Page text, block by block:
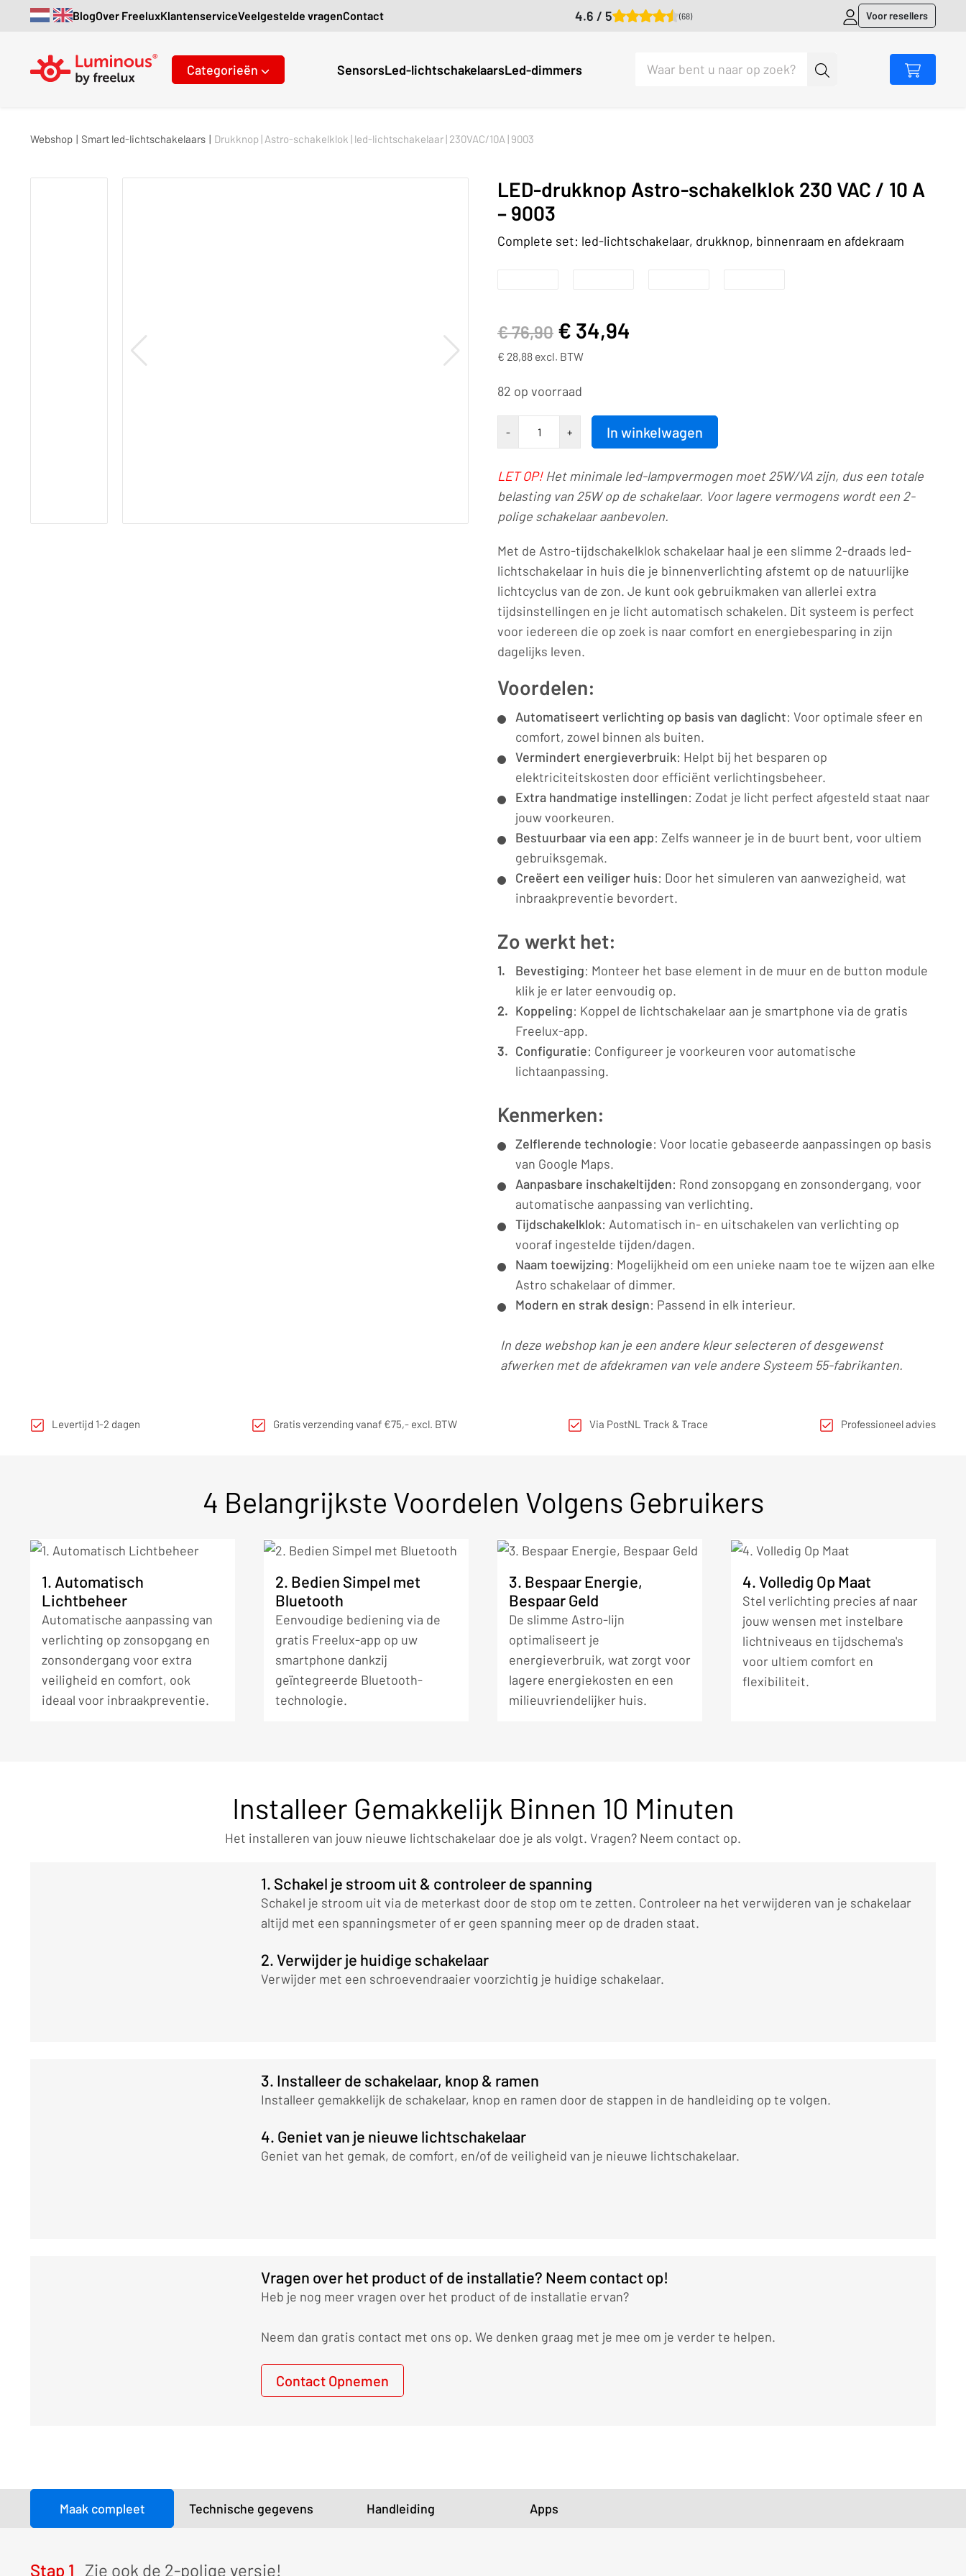
4.6 / 5 (68)
BlogOver FreeluxKlantenserviceVeelgestelde vragenContact Voor resellers
Categorieën SensorsLed-lichtschakelaarsLed-dimmers
Webshop | Smart led-lichtschakelaars | Drukknop | Astro-schakelklok | led-lichtschakelaar | 230VAC/10A | 9003
LED-drukknop Astro-schakelklok 230 VAC / 10 A
– 9003
Complete set: led-lichtschakelaar, drukknop, binnenraam en afdekraam
€76,90 € 34,94
€ 28,88 excl. BTW
82 op voorraad
- +
Drukknop
|
schakelklok
|
led-
lichtschakelaar
|
230VAC/10A
|
9003
aantal
In winkelwagen
LET OP!Het minimale led-lampvermogen moet 25W/VA zijn, dus een totale
belasting van 25W op de schakelaar. Voor lagere vermogens wordt een 2-
polige schakelaar aanbevolen.
Met de Astro-tijdschakelklok schakelaar haal je een slimme 2-draads led-
lichtschakelaar in huis die je binnenverlichting afstemt op de natuurlijke
lichtcyclus van de zon. Je kunt ook gebruikmaken van allerlei extra
tijdsinstellingen en je licht automatisch schakelen. Dit systeem is perfect
voor iedereen die op zoek is naar comfort en energiebesparing in zijn
dagelijks leven.
Voordelen:
Automatiseert verlichting op basis van daglicht: Voor optimale sfeer en
comfort, zowel binnen als buiten.
Vermindert energieverbruik: Helpt bij het besparen op
elektriciteitskosten door efficiënt verlichtingsbeheer.
Extra handmatige instellingen: Zodat je licht perfect afgesteld staat naar
jouw voorkeuren.
Bestuurbaar via een app: Zelfs wanneer je in de buurt bent, voor ultiem
gebruiksgemak.
Creëert een veiliger huis: Door het simuleren van aanwezigheid, wat
inbraakpreventie bevordert.
Zo werkt het:
Bevestiging: Monteer het base element in de muur en de button module
klik je er later eenvoudig op.
Koppeling: Koppel de lichtschakelaar aan je smartphone via de gratis
Freelux-app.
Configuratie: Configureer je voorkeuren voor automatische
lichtaanpassing.
Kenmerken:
Zelflerende technologie: Voor locatie gebaseerde aanpassingen op basis
van Google Maps.
Aanpasbare inschakeltijden: Rond zonsopgang en zonsondergang, voor
automatische aanpassing van verlichting.
Tijdschakelklok: Automatisch in- en uitschakelen van verlichting op
vooraf ingestelde tijden/dagen.
Naam toewijzing: Mogelijkheid om een unieke naam toe te wijzen aan elke
Astro schakelaar of dimmer.
Modern en strak design: Passend in elk interieur.
In deze webshop kan je een andere kleur selecteren of desgewenst
afwerken met de afdekramen van vele andere Systeem 55-fabrikanten.
Levertijd 1-2 dagen Gratis verzending vanaf €75,- excl. BTW Via PostNL Track & Trace Professioneel advies
4 Belangrijkste Voordelen Volgens Gebruikers
1. Automatisch
Lichtbeheer
Automatische aanpassing van
verlichting op zonsopgang en
zonsondergang voor extra
veiligheid en comfort, ook
ideaal voor inbraakpreventie.
2. Bedien Simpel met
Bluetooth
Eenvoudige bediening via de
gratis Freelux-app op uw
smartphone dankzij
geïntegreerde Bluetooth-
technologie.
3. Bespaar Energie,
Bespaar Geld
De slimme Astro-lijn
optimaliseert je
energieverbruik, wat zorgt voor
lagere energiekosten en een
milieuvriendelijker huis.
4. Volledig Op Maat
Stel verlichting precies af naar
jouw wensen met instelbare
lichtniveaus en tijdschema's
voor ultiem comfort en
flexibiliteit.
Installeer Gemakkelijk Binnen 10 Minuten
Het installeren van jouw nieuwe lichtschakelaar doe je als volgt. Vragen? Neem contact op.
1. Schakel je stroom uit & controleer de spanning
Schakel je stroom uit via de meterkast door de stop om te zetten. Controleer na het verwijderen van je schakelaar
altijd met een spanningsmeter of er geen spanning meer op de draden staat.
2. Verwijder je huidige schakelaar
Verwijder met een schroevendraaier voorzichtig je huidige schakelaar.
3. Installeer de schakelaar, knop & ramen
Installeer gemakkelijk de schakelaar, knop en ramen door de stappen in de handleiding op te volgen.
4. Geniet van je nieuwe lichtschakelaar
Geniet van het gemak, de comfort, en/of de veiligheid van je nieuwe lichtschakelaar.
Vragen over het product of de installatie? Neem contact op!
Heb je nog meer vragen over het product of de installatie ervan?
Neem dan gratis contact met ons op. We denken graag met je mee om je verder te helpen.
Contact Opnemen
Maak compleet Technische gegevens Handleiding Apps
Stap 1 Zie ook de 2-polige versie!